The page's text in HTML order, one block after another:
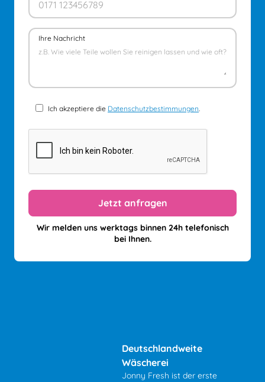
Ihre Nachricht
Ich akzeptiere die Datenschutzbestimmungen
Wir melden uns werktags binnen 24h telefonisch
bei Ihnen.
Deutschlandweite
Wäscherei
Jonny Fresh ist der erste